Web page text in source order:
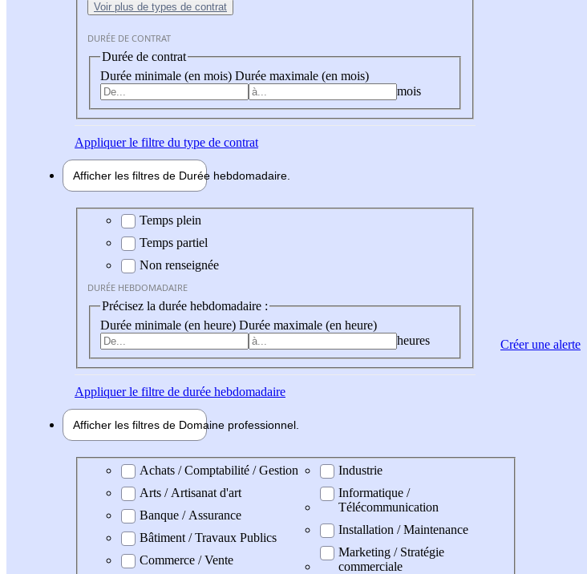
Voir plus de types de contrat
DURÉE DE CONTRAT
Durée de contrat
Durée minimale (en mois) Durée maximale (en mois)
mois
Appliquerle filtre du type de contrat
Afficher les filtres de Durée hebdomadaire
Durée hebdomadaire
Temps plein
Temps partiel
Non renseignée
DURÉE HEBDOMADAIRE
Précisez la durée hebdomadaire :
Durée minimale (en heure) Durée maximale (en heure)
heures
Appliquerle filtre de durée hebdomadaire
Afficher les filtres de Domaine professionnel
Domaine professionel
Achats / Comptabilité / Gestion
Arts / Artisanat d'art
Banque / Assurance
Bâtiment / Travaux Publics
Commerce / Vente
Industrie
Informatique /
Télécommunication
Installation / Maintenance
Marketing / Stratégie
commerciale
Créer une alerte